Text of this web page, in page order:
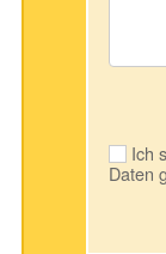
Ich
Daten